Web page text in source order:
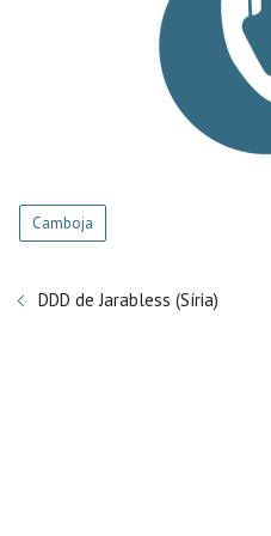
Camboja
DDD de Jarabless (Síria)